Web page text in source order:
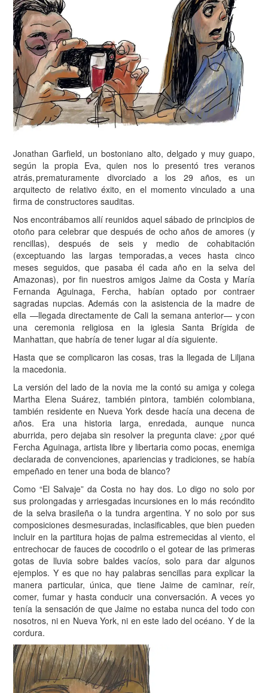
Jonathan Garfield, un bostoniano alto, delgado y muy guapo,
según la propia Eva, quien nos lo presentó tres veranos
atrás, prematuramente divorciado a los 29 años, es un
arquitecto de relativo éxito, en el momento vinculado a una
firma de constructores sauditas.
Nos encontrábamos allí reunidos aquel sábado de principios de
otoño para celebrar que después de ocho años de amores (y
rencillas), después de seis y medio de cohabitación
(exceptuando las largas temporadas, a veces hasta cinco
meses seguidos, que pasaba él cada año en la selva del
Amazonas), por fin nuestros amigos Jaime da Costa y María
Fernanda Aguinaga, Fercha, habían optado por contraer
sagradas nupcias. Además con la asistencia de la madre de
ella —llegada directamente de Cali la semana anterior— y con
una ceremonia religiosa en la iglesia Santa Brígida de
Manhattan, que habría de tener lugar al día siguiente.
Hasta que se complicaron las cosas, tras la llegada de Liljana
la macedonia.
La versión del lado de la novia me la contó su amiga y colega
Martha Elena Suárez, también pintora, también colombiana,
también residente en Nueva York desde hacía una decena de
años. Era una historia larga, enredada, aunque nunca
aburrida, pero dejaba sin resolver la pregunta clave: ¿por qué
Fercha Aguinaga, artista libre y libertaria como pocas, enemiga
declarada de convenciones, apariencias y tradiciones, se había
empeñado en tener una boda de blanco?
Como “El Salvaje” da Costa no hay dos. Lo digo no solo por
sus prolongadas y arriesgadas incursiones en lo más recóndito
de la selva brasileña o la tundra argentina. Y no solo por sus
composiciones desmesuradas, inclasificables, que bien pueden
incluir en la partitura hojas de palma estremecidas al viento, el
entrechocar de fauces de cocodrilo o el gotear de las primeras
gotas de lluvia sobre baldes vacíos, solo para dar algunos
ejemplos. Y es que no hay palabras sencillas para explicar la
manera particular, única, que tiene Jaime de caminar, reír,
comer, fumar y hasta conducir una conversación. A veces yo
tenía la sensación de que Jaime no estaba nunca del todo con
nosotros, ni en Nueva York, ni en este lado del océano. Y de la
cordura.